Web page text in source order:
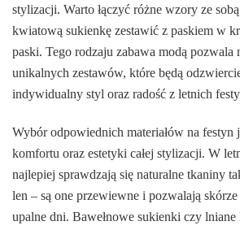
stylizacji. Warto łączyć różne wzory ze
kwiatową sukienkę zestawić z paskiem w
paski. Tego rodzaju zabawa modą pozwala
unikalnych zestawów, które będą
indywidualny styl oraz radość z letnich
Wybór odpowiednich materiałów na festyn
komfortu oraz estetyki całej stylizacji. W
najlepiej sprawdzają się naturalne tkaniny
len – są one przewiewne i pozwalają
upalne dni. Bawełnowe sukienki czy lniane